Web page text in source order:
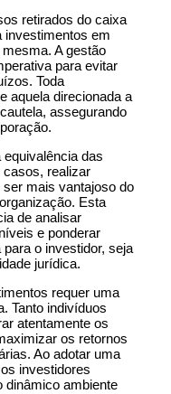
retirados do caixa
investimentos em
A gestão
para evitar
Toda
aquela direcionada a
assegurando
das
casos, realizar
mais vantajoso do
Esta
de analisar
e ponderar
o investidor, seja
jurídica.
requer uma
Tanto indivíduos
atentamente os
os retornos
Ao adotar uma
investidores
dinâmico ambiente